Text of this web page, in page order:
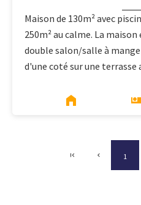
Maison de 130m² avec
250m² au calme. La
double salon/salle à
d'une coté sur une terrasse
1